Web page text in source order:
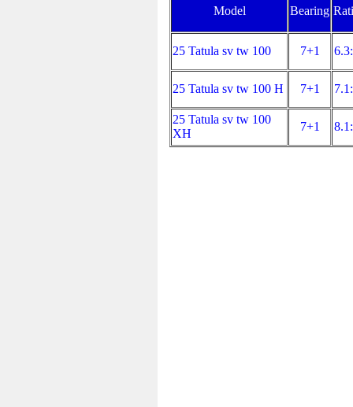
Model Bearing
25 Tatula sv tw 100 7+1
25 Tatula sv tw 100 H 7+1
25 Tatula sv tw 100
XH
7+1